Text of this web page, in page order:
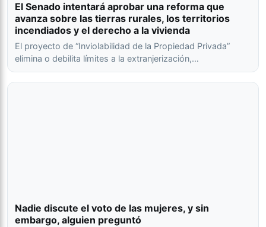
El Senado intentará aprobar una reforma que
avanza sobre las tierras rurales, los territorios
incendiados y el derecho a la vivienda
El proyecto de “Inviolabilidad de la Propiedad Privada”
elimina o debilita límites a la extranjerización,…
Nadie discute el voto de las mujeres, y sin
embargo, alguien preguntó